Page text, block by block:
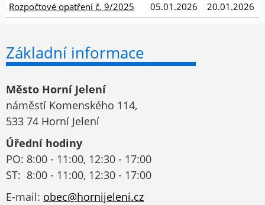
Rozpočtové opatření č. 9/2025
05.01.2026 20.01.2026
Základní informace
Město Horní Jelení
náměstí Komenského 114,
533 74 Horní Jelení
Úřední hodiny
PO: 8:00 - 11:00, 12:30 - 17:00
ST: 8:00 - 11:00, 12:30 - 17:00
E-mail: obec@hornijeleni.cz